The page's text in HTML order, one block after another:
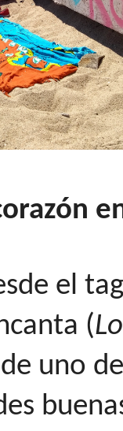
el
(
uno